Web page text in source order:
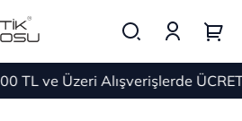
ve Üzeri Alışverişlerde